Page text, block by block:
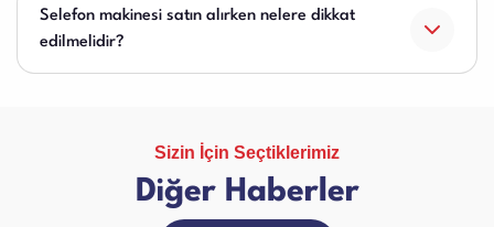
Selefon makinesi satın alırken nelere dikkat
edilmelidir?
Sizin İçin Seçtiklerimiz
Diğer Haberler